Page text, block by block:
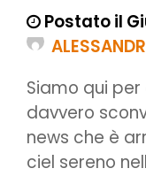
Postato il
Siamo qui
davvero
news che è
ciel sereno